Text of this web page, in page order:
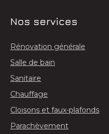
Nos services
Rénovation générale
Salle de bain
Sanitaire
Chauffage
Cloisons et faux-plafonds
Parachèvement